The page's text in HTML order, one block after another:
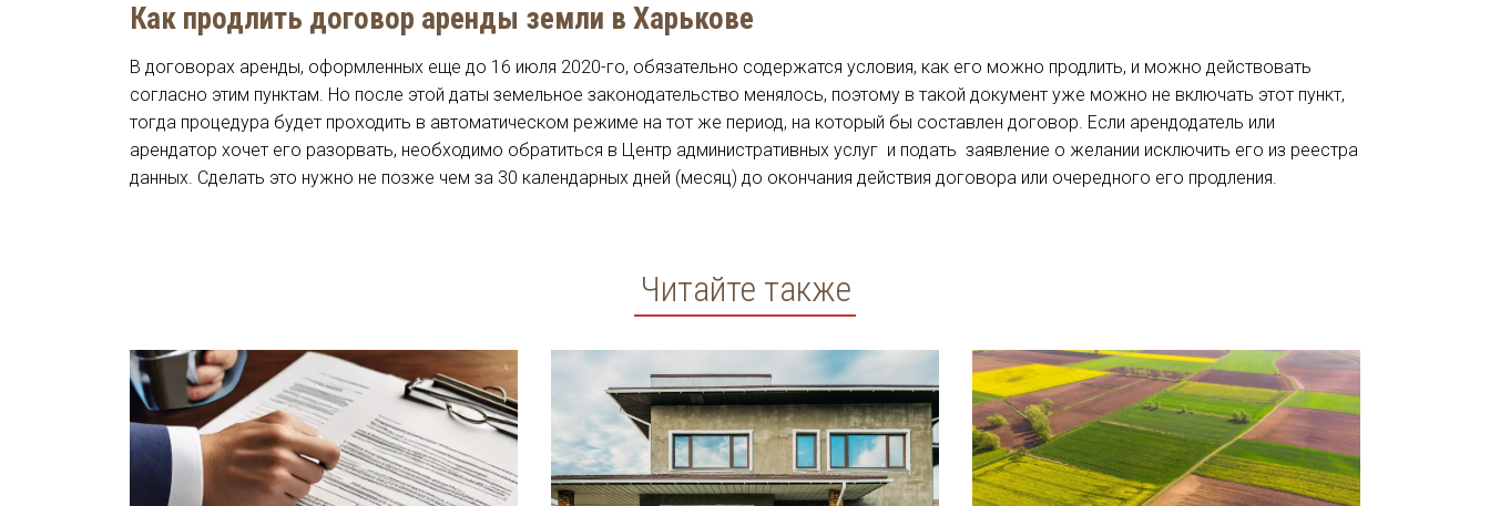
Как продлить договор аренды земли в Харькове
В договорах аренды, оформленных еще до 16 июля 2020-го, обязательно содержатся условия, как его можно продлить, и можно действовать
согласно этим пунктам. Но после этой даты земельное законодательство менялось, поэтому в такой документ уже можно не включать этот пункт,
тогда процедура будет проходить в автоматическом режиме на тот же период, на который бы составлен договор. Если арендодатель или
арендатор хочет его разорвать, необходимо обратиться в Центр административных услуг и подать заявление о желании исключить его из реестра
данных. Сделать это нужно не позже чем за 30 календарных дней (месяц) до окончания действия договора или очередного его продления.
Читайте также